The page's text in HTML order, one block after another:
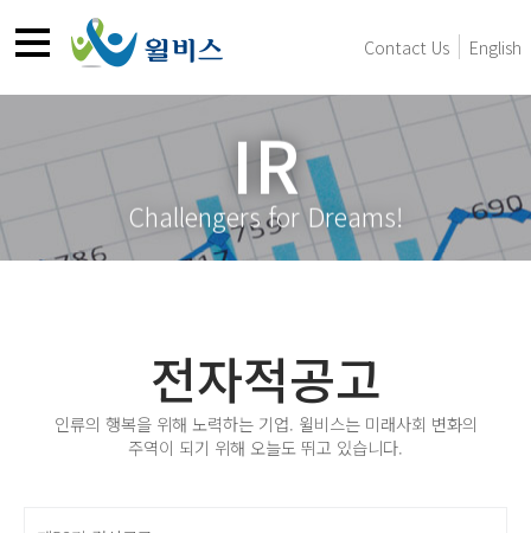
Contact Us English
IR
Challengers for Dreams!
전자적공고
인류의 행복을 위해 노력하는 기업. 윌비스는 미래사회 변화의
주역이 되기 위해 오늘도 뛰고 있습니다.